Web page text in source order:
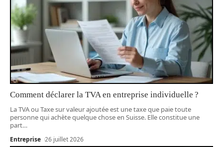
Comment déclarer la TVA en entreprise individuelle ?
La TVA ou Taxe sur valeur ajoutée est une taxe que paie toute
personne qui achète quelque chose en Suisse. Elle constitue une
part…
Entreprise 26 juillet 2026